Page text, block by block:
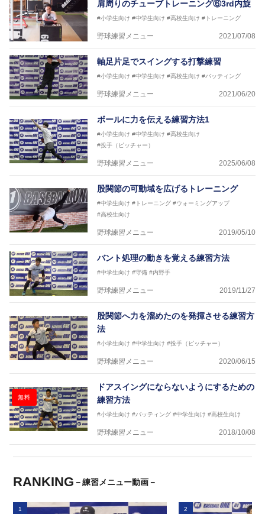
肩周りのチューブトレーニング⑥3rd内旋
#小学生向け #中学生向け #高校生向け #トレーニング
野球練習メニュー 2021/07/08
軸足片足でスイングする打撃練習
#小学生向け #中学生向け #高校生向け #バッティング
野球練習メニュー 2021/06/20
ボールに力を伝える練習方法1
#小学生向け #中学生向け #高校生向け
#投手（ピッチャー）
野球練習メニュー 2025/06/08
股関節の可動域を広げるトレーニング
#中学生向け #トレーニング #ウォーミングアップ
#高校生向け
野球練習メニュー 2019/05/10
バント処理の動きを覚える練習方法
#中学生向け #守備 #内野手
野球練習メニュー 2019/11/27
股関節へ力を溜めたのを発揮させる練習方
法
#小学生向け #中学生向け #投手（ピッチャー）
野球練習メニュー 2020/06/15
無料
ドアスイングにならないようにするための
練習方法
#小学生向け #バッティング #中学生向け #高校生向け
野球練習メニュー 2018/10/08
RANKING －練習メニュー動画－
1 2